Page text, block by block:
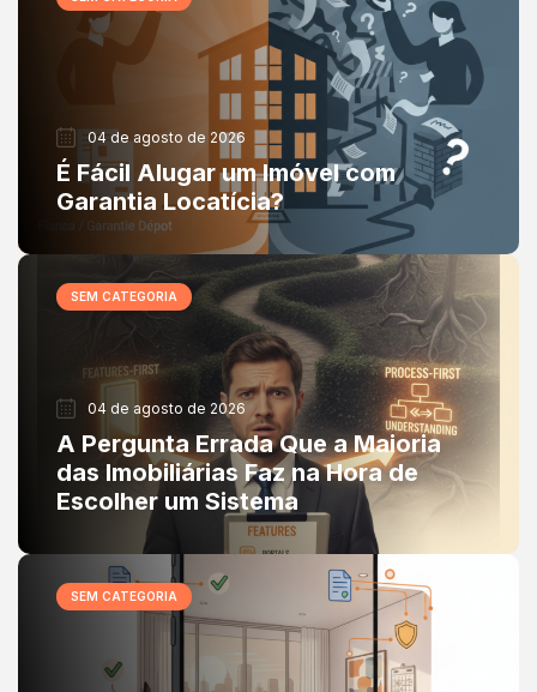
04 de agosto de 2026
É Fácil Alugar um Imóvel com
Garantia Locatícia?
SEM CATEGORIA
04 de agosto de 2026
A Pergunta Errada Que a Maioria
das Imobiliárias Faz na Hora de
Escolher um Sistema
SEM CATEGORIA